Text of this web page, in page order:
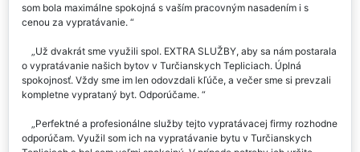
som bola maximálne spokojná s vaším pracovným nasadením i s
cenou za vypratávanie.
Už dvakrát sme využili spol. EXTRA SLUŽBY, aby sa nám postarala
o vypratávanie našich bytov v Turčianskych Tepliciach. Úplná
spokojnosť. Vždy sme im len odovzdali kľúče, a večer sme si prevzali
kompletne vyprataný byt. Odporúčame.
Perfektné a profesionálne služby tejto vypratávacej firmy rozhodne
odporúčam. Využil som ich na vypratávanie bytu v Turčianskych